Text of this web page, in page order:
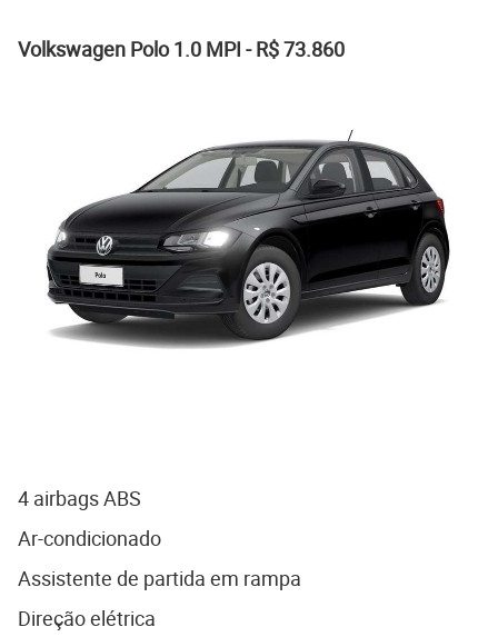
Volkswagen Polo 1.0 MPI - R$ 73.860
4 airbags ABS
Ar-condicionado
Assistente de partida em rampa
Direção elétrica